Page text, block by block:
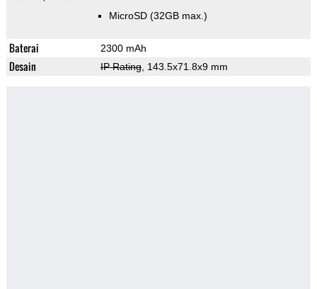
MicroSD (32GB max.)
Baterai 2300 mAh
Desain IP Rating, 143.5x71.8x9 mm